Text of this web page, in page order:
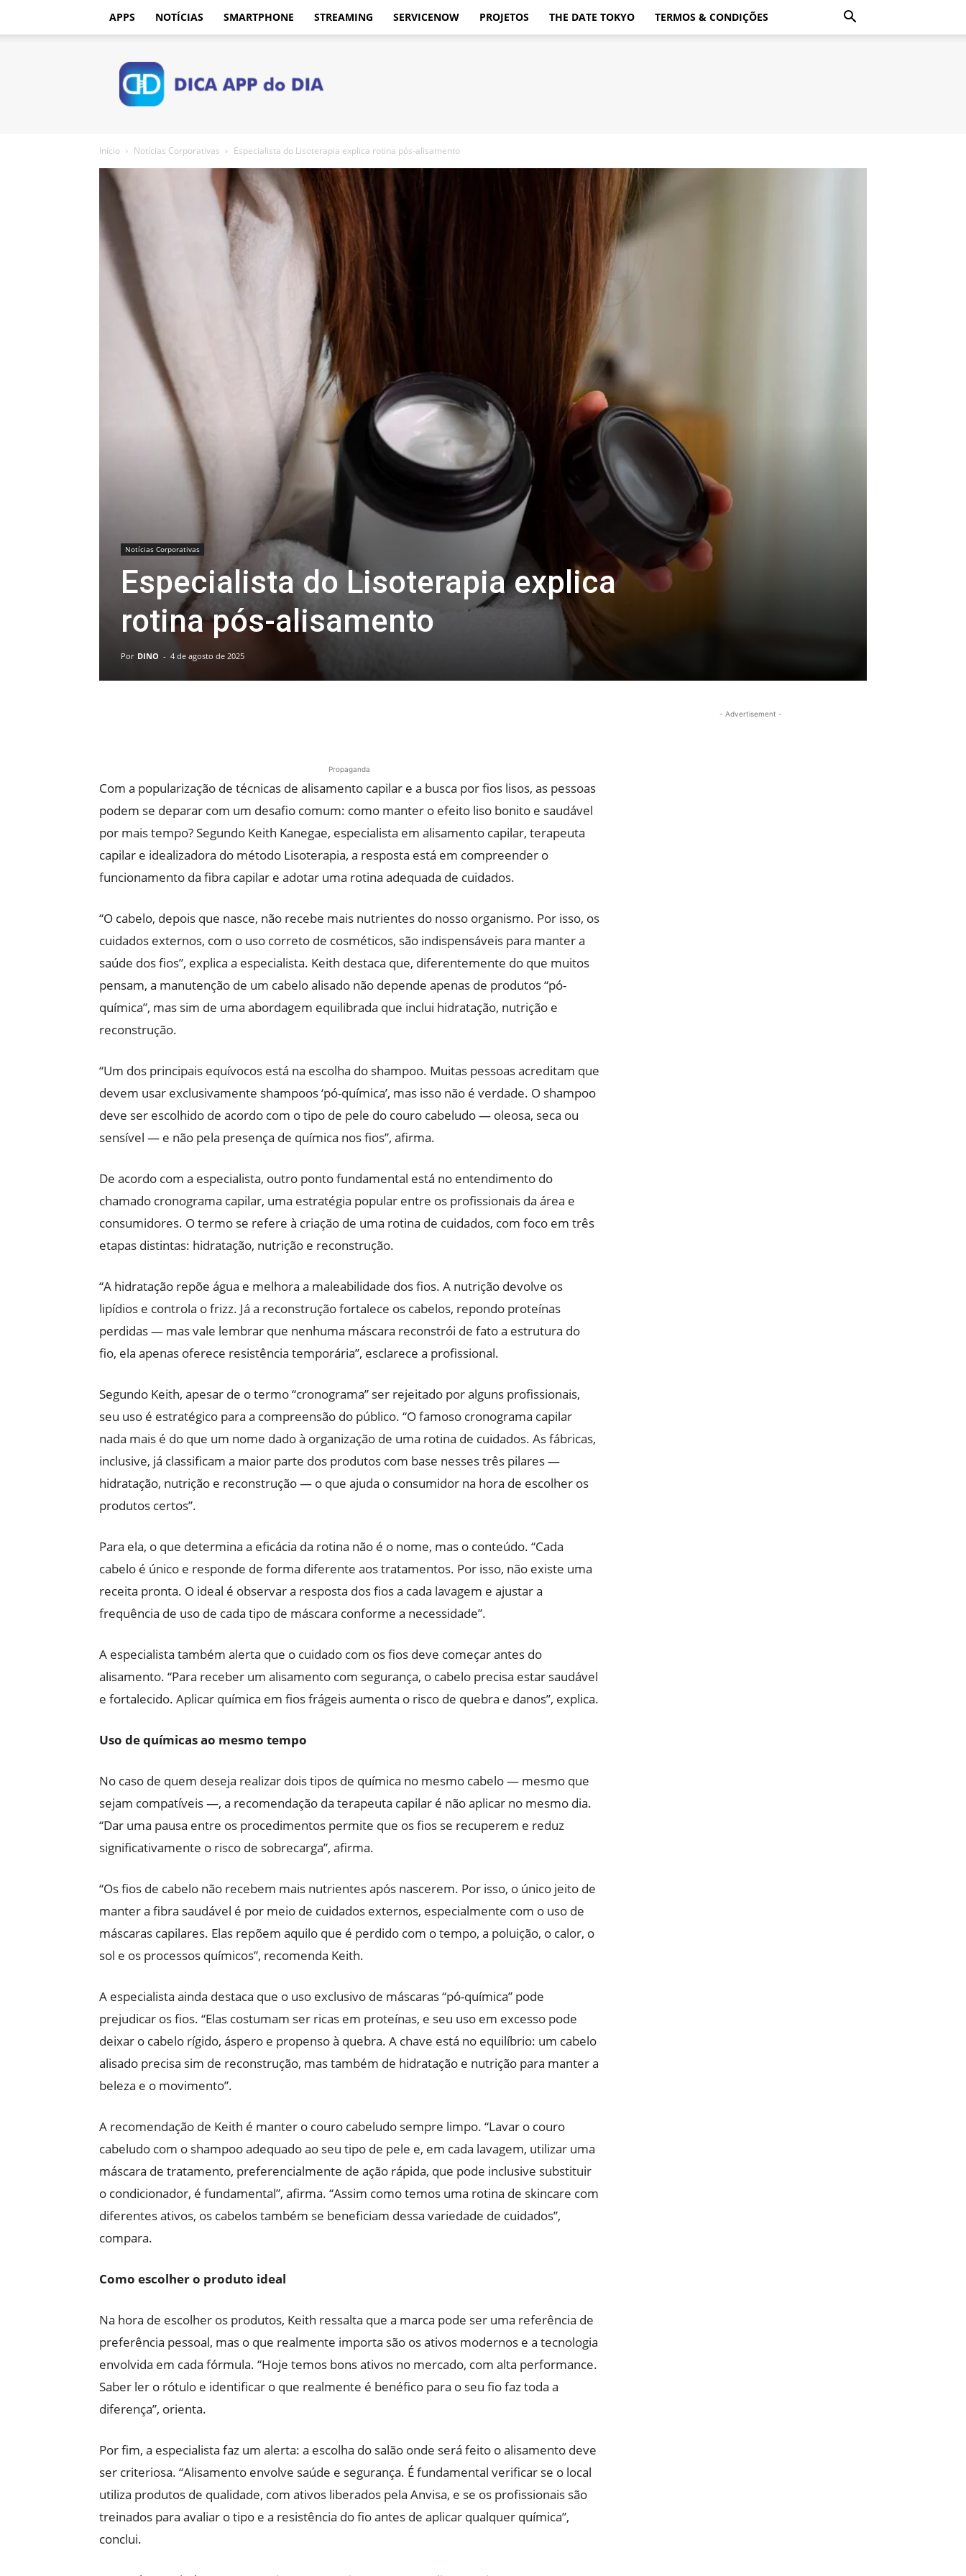
APPS NOTÍCIAS SMARTPHONE STREAMING SERVICENOW PROJETOS THE DATE TOKYO TERMOS & CONDIÇÕES
Dica
App
do
Dia
Início Notícias Corporativas Especialista do Lisoterapia explica rotina pós-alisamento
Notícias Corporativas
Especialista do Lisoterapia explica
rotina pós-alisamento
Por DINO - 4 de agosto de 2025
Propaganda
Com a popularização de técnicas de alisamento capilar e a busca por fios lisos, as pessoas
podem se deparar com um desafio comum: como manter o efeito liso bonito e saudável
por mais tempo? Segundo Keith Kanegae, especialista em alisamento capilar, terapeuta
capilar e idealizadora do método Lisoterapia, a resposta está em compreender o
funcionamento da fibra capilar e adotar uma rotina adequada de cuidados.
“O cabelo, depois que nasce, não recebe mais nutrientes do nosso organismo. Por isso, os
cuidados externos, com o uso correto de cosméticos, são indispensáveis para manter a
saúde dos fios”, explica a especialista. Keith destaca que, diferentemente do que muitos
pensam, a manutenção de um cabelo alisado não depende apenas de produtos “pó-
química”, mas sim de uma abordagem equilibrada que inclui hidratação, nutrição e
reconstrução.
“Um dos principais equívocos está na escolha do shampoo. Muitas pessoas acreditam que
devem usar exclusivamente shampoos ‘pó-química’, mas isso não é verdade. O shampoo
deve ser escolhido de acordo com o tipo de pele do couro cabeludo — oleosa, seca ou
sensível — e não pela presença de química nos fios”, afirma.
De acordo com a especialista, outro ponto fundamental está no entendimento do
chamado cronograma capilar, uma estratégia popular entre os profissionais da área e
consumidores. O termo se refere à criação de uma rotina de cuidados, com foco em três
etapas distintas: hidratação, nutrição e reconstrução.
“A hidratação repõe água e melhora a maleabilidade dos fios. A nutrição devolve os
lipídios e controla o frizz. Já a reconstrução fortalece os cabelos, repondo proteínas
perdidas — mas vale lembrar que nenhuma máscara reconstrói de fato a estrutura do
fio, ela apenas oferece resistência temporária”, esclarece a profissional.
Segundo Keith, apesar de o termo “cronograma” ser rejeitado por alguns profissionais,
seu uso é estratégico para a compreensão do público. “O famoso cronograma capilar
nada mais é do que um nome dado à organização de uma rotina de cuidados. As fábricas,
inclusive, já classificam a maior parte dos produtos com base nesses três pilares —
hidratação, nutrição e reconstrução — o que ajuda o consumidor na hora de escolher os
produtos certos”.
Para ela, o que determina a eficácia da rotina não é o nome, mas o conteúdo. “Cada
cabelo é único e responde de forma diferente aos tratamentos. Por isso, não existe uma
receita pronta. O ideal é observar a resposta dos fios a cada lavagem e ajustar a
frequência de uso de cada tipo de máscara conforme a necessidade”.
A especialista também alerta que o cuidado com os fios deve começar antes do
alisamento. “Para receber um alisamento com segurança, o cabelo precisa estar saudável
e fortalecido. Aplicar química em fios frágeis aumenta o risco de quebra e danos”, explica.
Uso de químicas ao mesmo tempo
No caso de quem deseja realizar dois tipos de química no mesmo cabelo — mesmo que
sejam compatíveis —, a recomendação da terapeuta capilar é não aplicar no mesmo dia.
“Dar uma pausa entre os procedimentos permite que os fios se recuperem e reduz
significativamente o risco de sobrecarga”, afirma.
“Os fios de cabelo não recebem mais nutrientes após nascerem. Por isso, o único jeito de
manter a fibra saudável é por meio de cuidados externos, especialmente com o uso de
máscaras capilares. Elas repõem aquilo que é perdido com o tempo, a poluição, o calor, o
sol e os processos químicos”, recomenda Keith.
A especialista ainda destaca que o uso exclusivo de máscaras “pó-química” pode
prejudicar os fios. “Elas costumam ser ricas em proteínas, e seu uso em excesso pode
deixar o cabelo rígido, áspero e propenso à quebra. A chave está no equilíbrio: um cabelo
alisado precisa sim de reconstrução, mas também de hidratação e nutrição para manter a
beleza e o movimento”.
A recomendação de Keith é manter o couro cabeludo sempre limpo. “Lavar o couro
cabeludo com o shampoo adequado ao seu tipo de pele e, em cada lavagem, utilizar uma
máscara de tratamento, preferencialmente de ação rápida, que pode inclusive substituir
o condicionador, é fundamental”, afirma. “Assim como temos uma rotina de skincare com
diferentes ativos, os cabelos também se beneficiam dessa variedade de cuidados”,
compara.
Como escolher o produto ideal
Na hora de escolher os produtos, Keith ressalta que a marca pode ser uma referência de
preferência pessoal, mas o que realmente importa são os ativos modernos e a tecnologia
envolvida em cada fórmula. “Hoje temos bons ativos no mercado, com alta performance.
Saber ler o rótulo e identificar o que realmente é benéfico para o seu fio faz toda a
diferença”, orienta.
Por fim, a especialista faz um alerta: a escolha do salão onde será feito o alisamento deve
ser criteriosa. “Alisamento envolve saúde e segurança. É fundamental verificar se o local
utiliza produtos de qualidade, com ativos liberados pela Anvisa, e se os profissionais são
treinados para avaliar o tipo e a resistência do fio antes de aplicar qualquer química”,
conclui.
- Advertisement -